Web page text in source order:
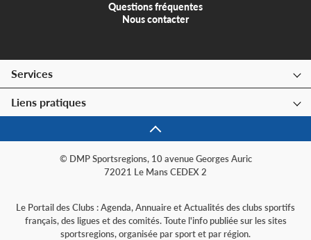
Questions fréquentes
Nous contacter
Services
Liens pratiques
© DMP Sportsregions, 10 avenue Georges Auric
72021 Le Mans CEDEX 2
Le Portail des Clubs : Agenda, Annuaire et Actualités des clubs sportifs
français, des ligues et des comités. Toute l'info publiée sur les sites
sportsregions, organisée par sport et par région.